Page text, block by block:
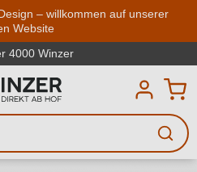
Zum Hauptinhalt springen
– willkommen auf unserer
Website
4000 Winzer
eingeben
welchen Wein
nach Geschmack,